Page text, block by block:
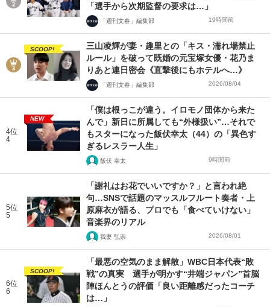
「選手から次期監督の要求は…」
「週刊文春」編集部 19時間前
SCOOP!
三山凌輝が妻・趣里との「キス・濡れ場禁止
ルール」を破って既婚の元宝塚女優・花乃ま
りあと連日密会《直撃後にもホテルへ…》
「週刊文春」編集部 2026/08/04
4位
4
NEW
「僕は根っこが違う。イロモノ団体から来た
んで」新日に所属しても“外様扱い”…それで
もスターになった飯伏幸太（44）の「異色す
ぎるレスラー人生」
飯伏 幸太 9時間前
5位
5
「謝礼はお花でいいですか？」と言われ絶
句…SNSで話題のマッスルフルート奏者・上
原麻衣が語る、プロでも「食べていけない」
音楽界のリアル
我妻 弘崇 2026/08/01
6位
6
SCOOP!
「最悪の空気のまま解散」WBC日本代表“敗
戦”の真実 選手が明かす“井端ジャパン”首脳
陣ほんとうの評価「良い距離感だったコーチ
は…」